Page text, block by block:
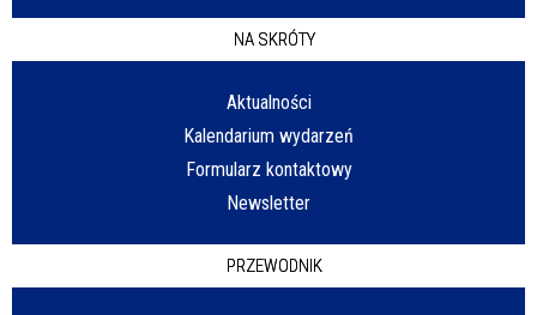
NA SKRÓTY
Aktualności
Kalendarium wydarzeń
Formularz kontaktowy
Newsletter
PRZEWODNIK